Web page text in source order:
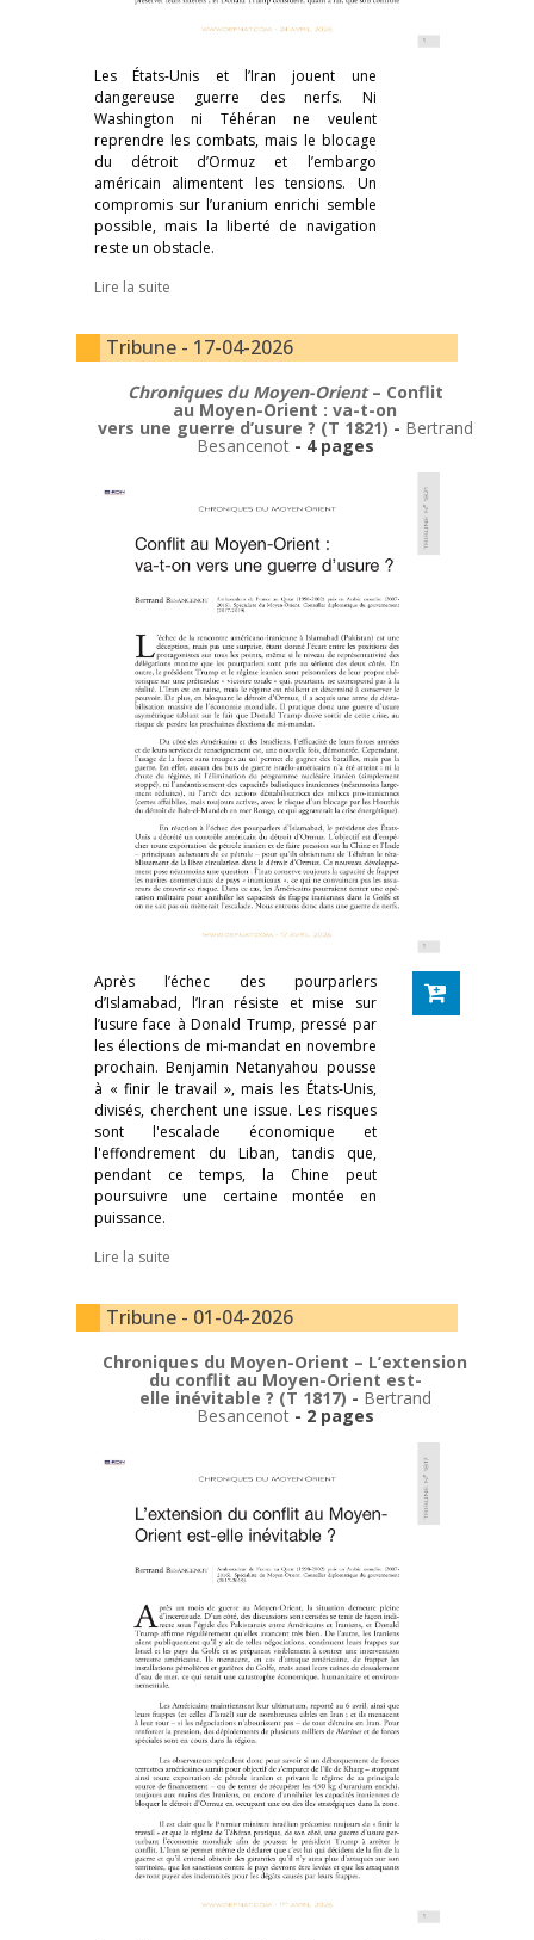
Les États-Unis et l’Iran jouent une
dangereuse guerre des nerfs. Ni
Washington ni Téhéran ne veulent
reprendre les combats, mais le blocage
du détroit d’Ormuz et l’embargo
américain alimentent les tensions. Un
compromis sur l’uranium enrichi semble
possible, mais la liberté de navigation
reste un obstacle.
Lire la suite
Tribune - 17-04-2026
Chroniques du Moyen-Orient– Conflit
au Moyen-Orient : va-t-on
vers une guerre d’usure ? (T 1821) - Bertrand
Besancenot- 4 pages
Après l’échec des pourparlers
d’Islamabad, l’Iran résiste et mise sur
l’usure face à Donald Trump, pressé par
les élections de mi-mandat en novembre
prochain. Benjamin Netanyahou pousse
à « finir le travail », mais les États-Unis,
divisés, cherchent une issue. Les risques
sont l'escalade économique et
l'effondrement du Liban, tandis que,
pendant ce temps, la Chine peut
poursuivre une certaine montée en
puissance.
Lire la suite
Tribune - 01-04-2026
Chroniques du Moyen-Orient – L’extension
du conflit au Moyen-Orient est-
elle inévitable ? (T 1817) - Bertrand
Besancenot- 2 pages